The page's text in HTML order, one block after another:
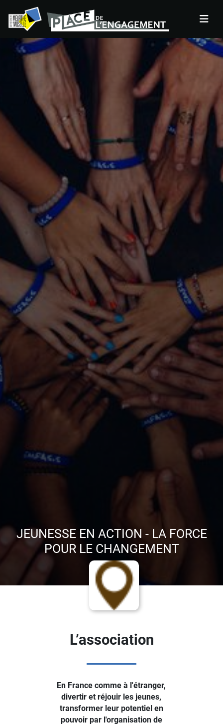
JEUNESSE EN ACTION - LA FORCE
POUR LE CHANGEMENT
L’association
En France comme à l'étranger,
divertir et réjouir les jeunes,
transformer leur potentiel en
pouvoir par l'organisation de
Panneau de gestion des cookies